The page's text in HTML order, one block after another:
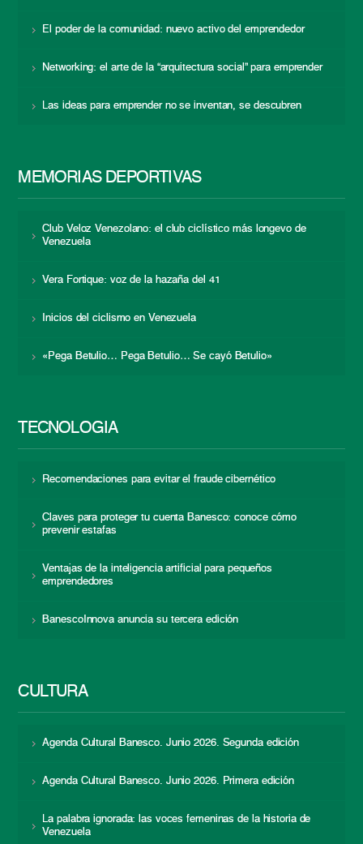
El poder de la comunidad: nuevo activo del emprendedor
Networking: el arte de la “arquitectura social” para emprender
Las ideas para emprender no se inventan, se descubren
MEMORIAS DEPORTIVAS
Club Veloz Venezolano: el club ciclístico más longevo de
Venezuela
Vera Fortique: voz de la hazaña del 41
Inicios del ciclismo en Venezuela
«Pega Betulio… Pega Betulio… Se cayó Betulio»
TECNOLOGÍA
Recomendaciones para evitar el fraude cibernético
Claves para proteger tu cuenta Banesco: conoce cómo
prevenir estafas
Ventajas de la inteligencia artificial para pequeños
emprendedores
BanescoInnova anuncia su tercera edición
CULTURA
Agenda Cultural Banesco. Junio 2026. Segunda edición
Agenda Cultural Banesco. Junio 2026. Primera edición
La palabra ignorada: las voces femeninas de la historia de
Venezuela